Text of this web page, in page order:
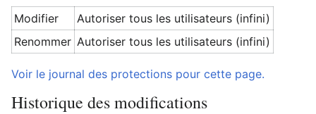
Modifier
Autoriser tous les utilisateurs (infini)
Renommer Autoriser tous les utilisateurs (infini)
Voir le journal des protections pour cette page.
Historique des modifications